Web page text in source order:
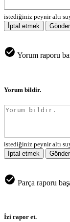
istediğiniz peynir altı
İptal etmek
Gönder
Yorum raporu
Yorum bildir.
istediğiniz peynir altı
İptal etmek
Gönder
Parça raporu
İzi rapor et.